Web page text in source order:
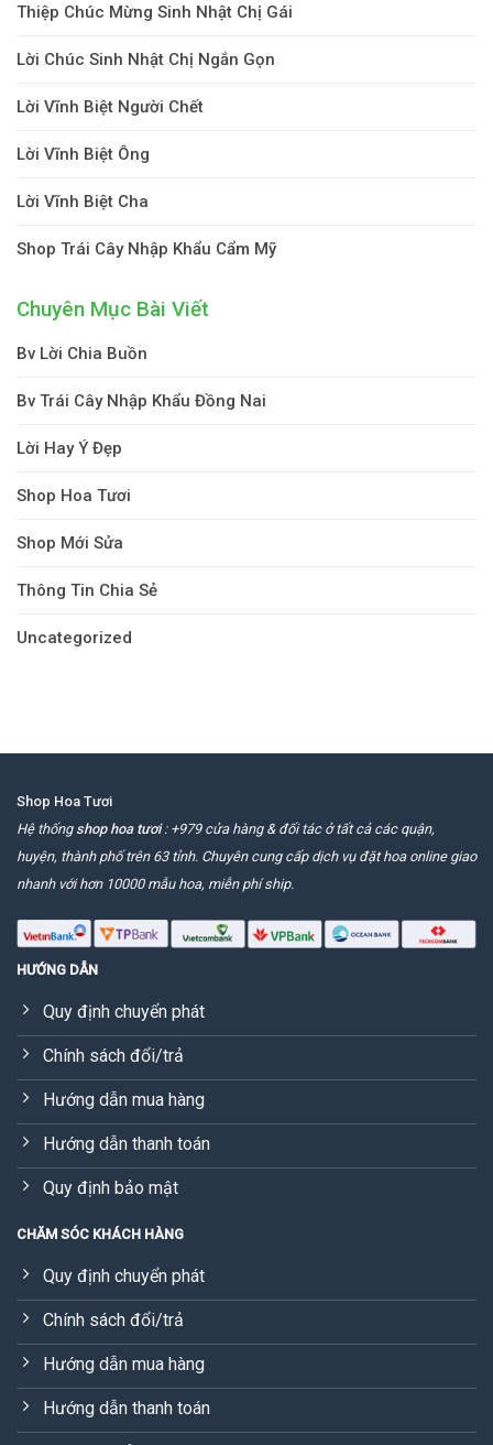
Thiệp Chúc Mừng Sinh Nhật Chị Gái
Lời Chúc Sinh Nhật Chị Ngắn Gọn
Lời Vĩnh Biệt Người Chết
Lời Vĩnh Biệt Ông
Lời Vĩnh Biệt Cha
Shop Trái Cây Nhập Khẩu Cẩm Mỹ
Chuyên Mục Bài Viết
Bv Lời Chia Buồn
Bv Trái Cây Nhập Khẩu Đồng Nai
Lời Hay Ý Đẹp
Shop Hoa Tươi
Shop Mới Sửa
Thông Tin Chia Sẻ
Uncategorized
Shop Hoa Tươi
Hệ thống shop hoa tươi: +979 cửa hàng & đối tác ở tất cả các quận,
huyện, thành phố trên 63 tỉnh. Chuyên cung cấp dịch vụ đặt hoa online giao
nhanh với hơn 10000 mẫu hoa, miễn phí ship.
HƯỚNG DẪN
Quy định chuyển phát
Chính sách đổi/trả
Hướng dẫn mua hàng
Hướng dẫn thanh toán
Quy định bảo mật
CHĂM SÓC KHÁCH HÀNG
Quy định chuyển phát
Chính sách đổi/trả
Hướng dẫn mua hàng
Hướng dẫn thanh toán